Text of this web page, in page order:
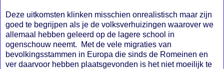
Deze uitkomsten klinken misschien onrealistisch maar zijn
goed te begrijpen als je de volksverhuizingen waarover we
allemaal hebben geleerd op de lagere school in
ogenschouw neemt. Met de vele migraties van
bevolkingsstammen in Europa die sinds de Romeinen en
ver daarvoor hebben plaatsgevonden is het niet moeilijk te